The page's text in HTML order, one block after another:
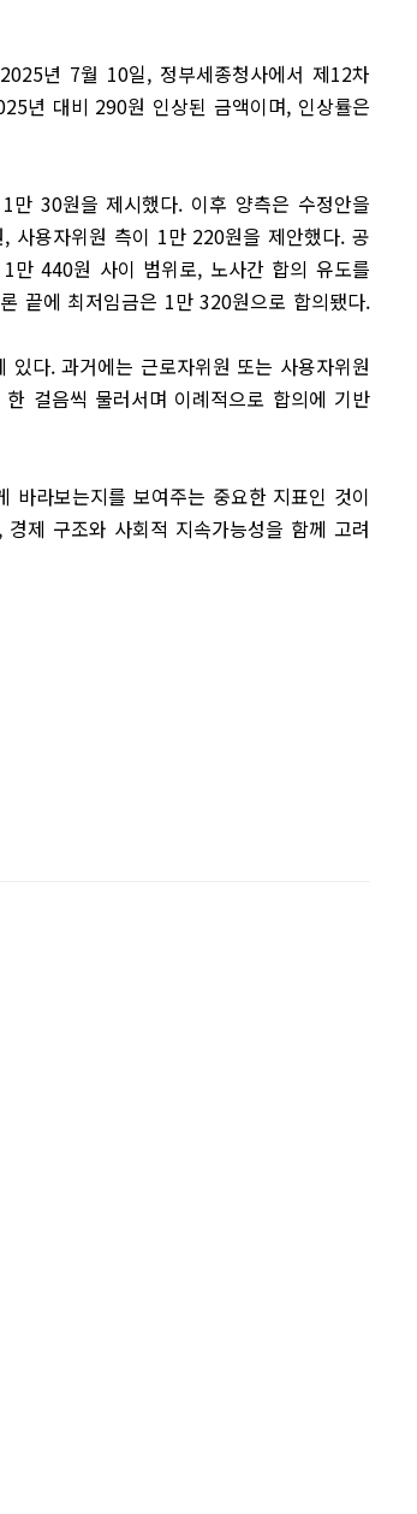
년 7월 10일, 정부세종청사에서 제12차
년 대비 290원 인상된 금액이며, 인상률은
30원을 제시했다. 이후 양측은 수정안을
사용자위원 측이 1만 220원을 제안했다. 공
만 440원 사이 범위로, 노사간 합의 유도를
끝에 최저임금은 1만 320원으로 합의됐다.
있다. 과거에는 근로자위원 또는 사용자위원
걸음씩 물러서며 이례적으로 합의에 기반
바라보는지를 보여주는 중요한 지표인 것이
제 구조와 사회적 지속가능성을 함께 고려